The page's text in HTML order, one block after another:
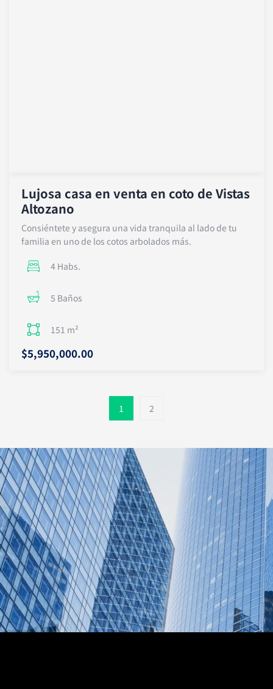
Lujosa casa en venta en coto de Vistas
Altozano
Consiéntete y asegura una vida tranquila al lado de tu
familia en uno de los cotos arbolados más.
4 Habs.
5 Baños
151 m²
$5,950,000.00
1 2